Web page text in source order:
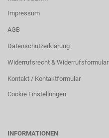
Impressum
AGB
Datenschutzerklärung
Widerrufsrecht & Widerrufsformular
Kontakt / Kontaktformular
Cookie Einstellungen
INFORMATIONEN